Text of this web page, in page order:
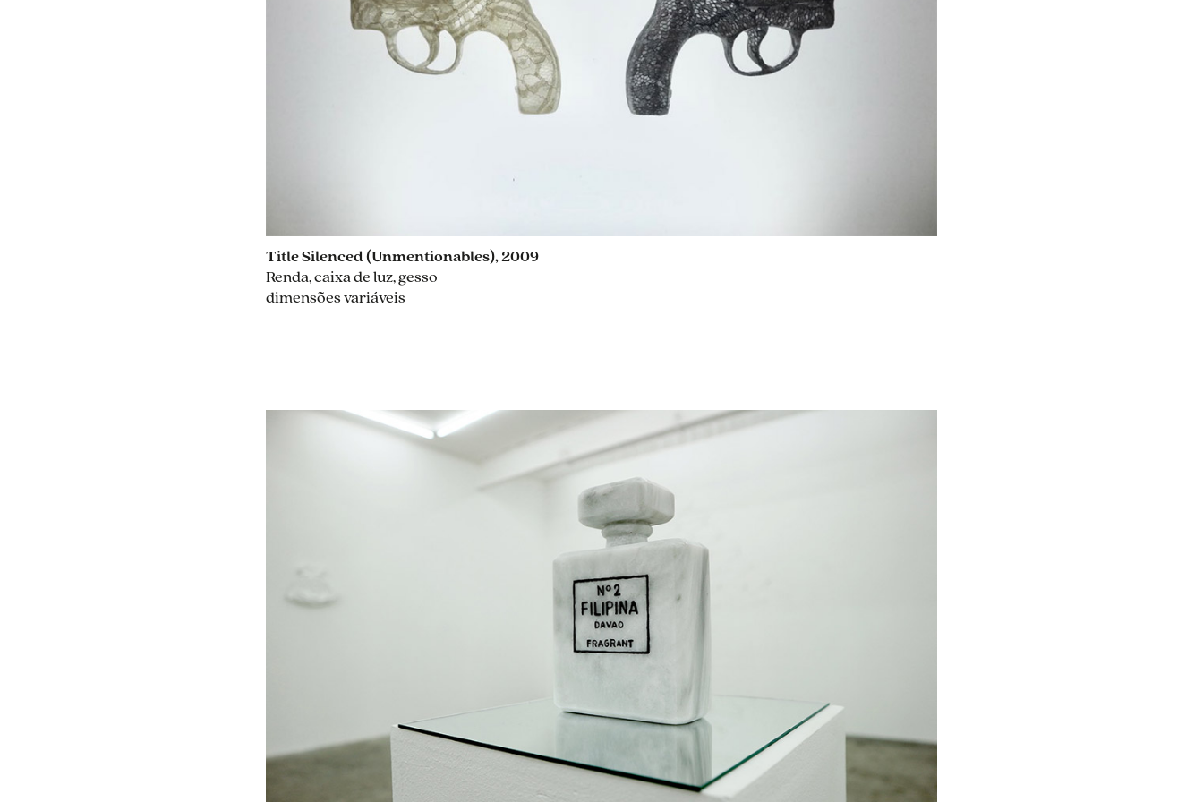
Title Silenced (Unmentionables), 2009
Renda, caixa de luz, gesso
dimensões variáveis